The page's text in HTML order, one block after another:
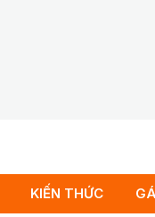
KIẾN THỨC